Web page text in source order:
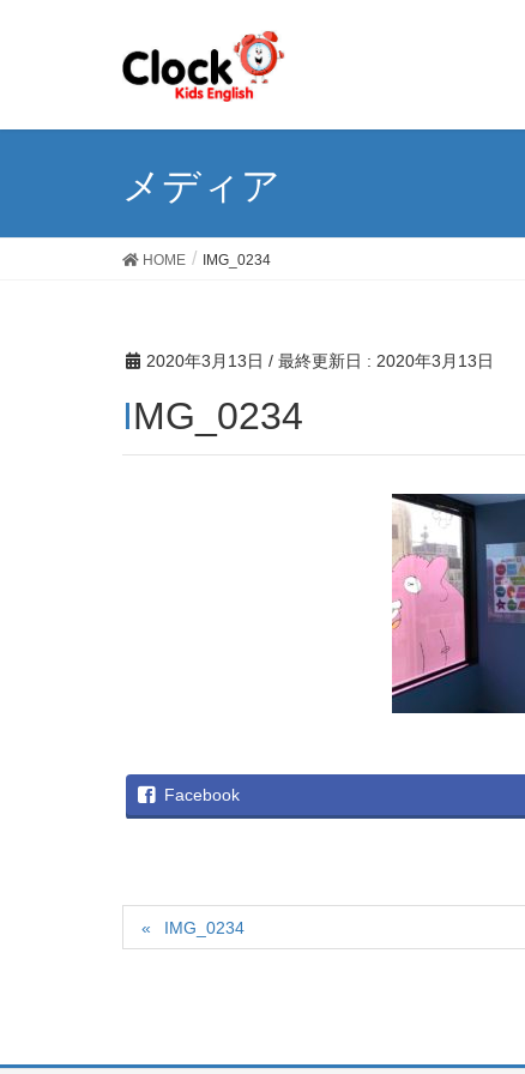
メディア
HOME IMG_0234
2020年3月13日 / 最終更新日 : 2020年3月13日
IMG_0234
Facebook
IMG_0234